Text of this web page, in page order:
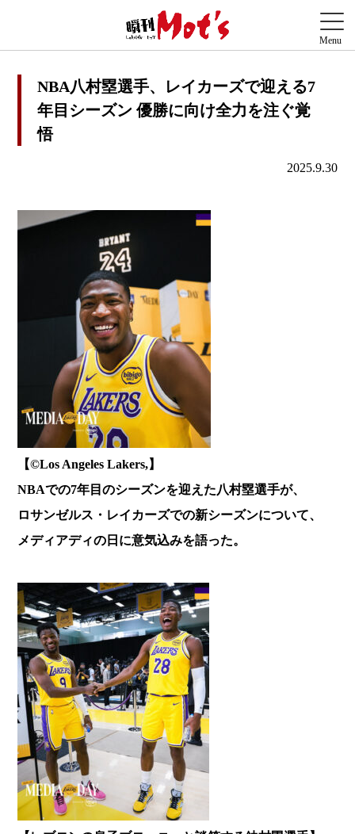
NBA八村塁選手、レイカーズで迎える7
年目シーズン 優勝に向け全力を注ぐ覚
悟
2025.9.30
【©️Los Angeles Lakers,】
NBAでの7年目のシーズンを迎えた八村塁選手が、
ロサンゼルス・レイカーズでの新シーズンについて、
メディアディの日に意気込みを語った。